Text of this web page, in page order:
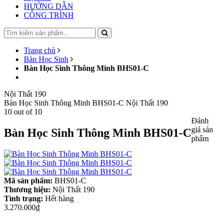
HƯỚNG DẪN
CÔNG TRÌNH
Trang chủ
Bàn Học Sinh
Bàn Học Sinh Thông Minh BHS01-C
Nội Thất 190
Bàn Học Sinh Thông Minh BHS01-C Nội Thất 190
10 out of 10
Bàn Học Sinh Thông Minh BHS01-C
Đánh
giá sản
phẩm
Mã sản phẩm: BHS01-C
Thương hiệu: Nội Thất 190
Tình trạng: Hết hàng
3.270.000₫